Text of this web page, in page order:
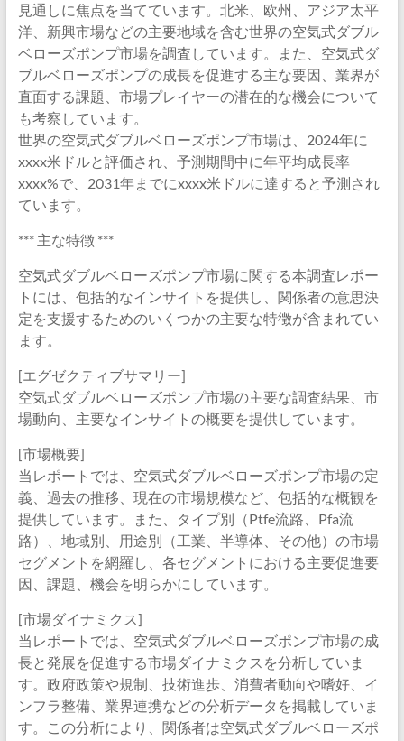
見通しに焦点を当てています。北米、欧州、アジア太平
洋、新興市場などの主要地域を含む世界の空気式ダブル
ベローズポンプ市場を調査しています。また、空気式ダ
ブルベローズポンプの成長を促進する主な要因、業界が
直面する課題、市場プレイヤーの潜在的な機会について
も考察しています。
世界の空気式ダブルベローズポンプ市場は、2024年に
xxxx米ドルと評価され、予測期間中に年平均成長率
xxxx%で、2031年までにxxxx米ドルに達すると予測され
ています。
*** 主な特徴 ***
空気式ダブルベローズポンプ市場に関する本調査レポー
トには、包括的なインサイトを提供し、関係者の意思決
定を支援するためのいくつかの主要な特徴が含まれてい
ます。
[エグゼクティブサマリー]
空気式ダブルベローズポンプ市場の主要な調査結果、市
場動向、主要なインサイトの概要を提供しています。
[市場概要]
当レポートでは、空気式ダブルベローズポンプ市場の定
義、過去の推移、現在の市場規模など、包括的な概観を
提供しています。また、タイプ別（Ptfe流路、Pfa流
路）、地域別、用途別（工業、半導体、その他）の市場
セグメントを網羅し、各セグメントにおける主要促進要
因、課題、機会を明らかにしています。
[市場ダイナミクス]
当レポートでは、空気式ダブルベローズポンプ市場の成
長と発展を促進する市場ダイナミクスを分析していま
す。政府政策や規制、技術進歩、消費者動向や嗜好、イ
ンフラ整備、業界連携などの分析データを掲載していま
す。この分析により、関係者は空気式ダブルベローズポ